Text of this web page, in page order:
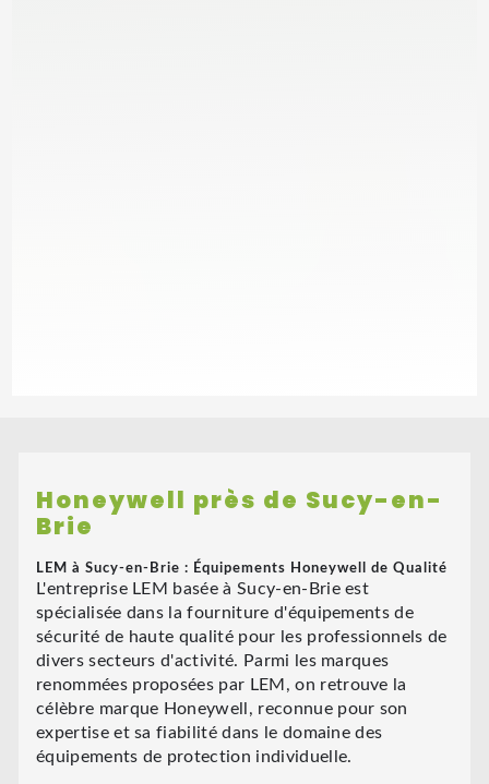
Honeywell près de Sucy-en-
Brie
LEM à Sucy-en-Brie : Équipements Honeywell de Qualité
L'entreprise LEM basée à Sucy-en-Brie est
spécialisée dans la fourniture d'équipements de
sécurité de haute qualité pour les professionnels de
divers secteurs d'activité. Parmi les marques
renommées proposées par LEM, on retrouve la
célèbre marque Honeywell, reconnue pour son
expertise et sa fiabilité dans le domaine des
équipements de protection individuelle.